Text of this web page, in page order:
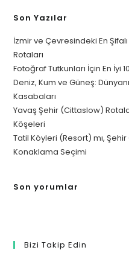
Son Yazılar
İzmir ve Çevresindeki En
Rotaları
Fotoğraf Tutkunları İçin En İyi
Deniz, Kum ve Güneş:
Kasabaları
Yavaş Şehir (Cittaslow)
Köşeleri
Tatil Köyleri (Resort) mı,
Konaklama Seçimi
Son yorumlar
Bizi Takip Edin